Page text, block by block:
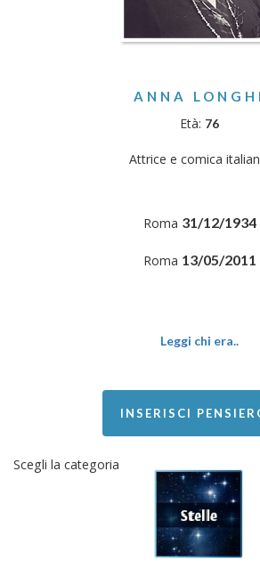
ANNA LONGHI
Età: 76
Attrice e comica
Roma 31/12/1934
Roma 13/05/2011
Leggi chi era..
INSERISCI
Scegli la categoria